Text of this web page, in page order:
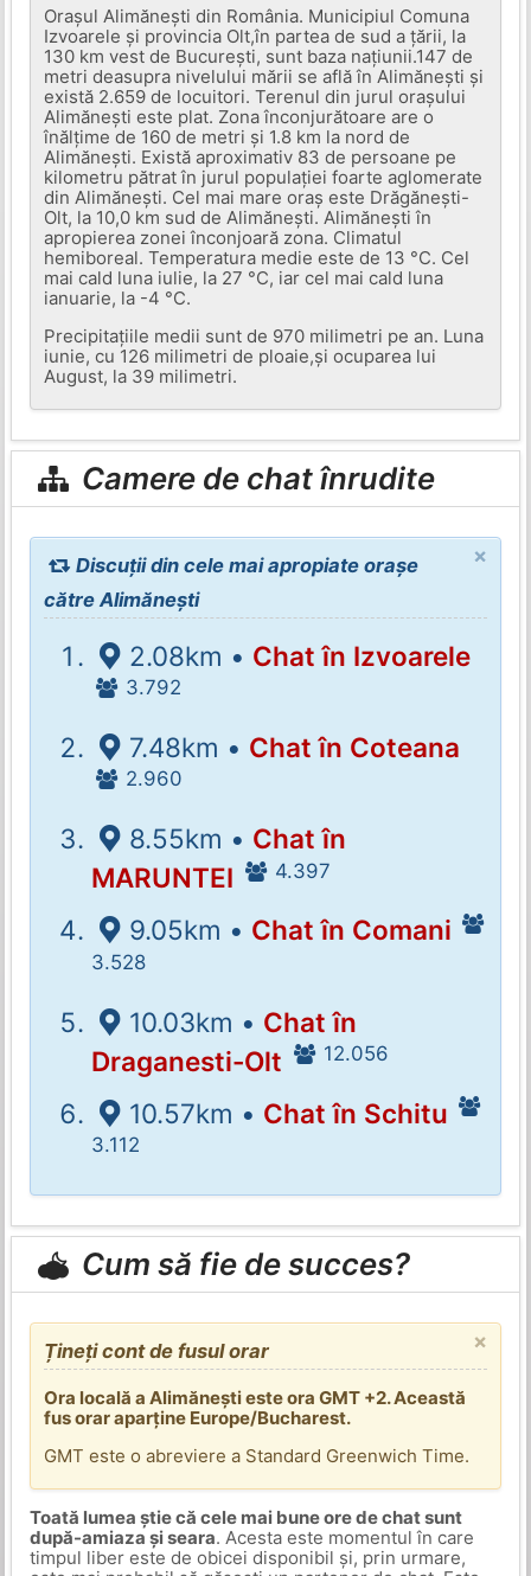
Orașul Alimănești din România. Municipiul Comuna
Izvoarele și provincia Olt,în partea de sud a țării, la
130 km vest de București, sunt baza națiunii.147 de
metri deasupra nivelului mării se află în Alimănești și
există 2.659 de locuitori. Terenul din jurul orașului
Alimănești este plat. Zona înconjurătoare are o
înălțime de 160 de metri și 1.8 km la nord de
Alimănești. Există aproximativ 83 de persoane pe
kilometru pătrat în jurul populației foarte aglomerate
din Alimănești. Cel mai mare oraș este Drăgănești-
Olt, la 10,0 km sud de Alimănești. Alimănești în
apropierea zonei înconjoară zona. Climatul
hemiboreal. Temperatura medie este de 13 °C. Cel
mai cald luna iulie, la 27 °C, iar cel mai cald luna
ianuarie, la -4 °C.
Precipitațiile medii sunt de 970 milimetri pe an. Luna
iunie, cu 126 milimetri de ploaie,și ocuparea lui
August, la 39 milimetri.
Camere de chat înrudite
×
Discuții din cele mai apropiate orașe
către Alimănești
2.08km • Chat în Izvoarele
3.792
7.48km • Chat în Coteana
2.960
8.55km • Chat în
MARUNTEI
4.397
9.05km • Chat în Comani
3.528
10.03km • Chat în
Draganesti-Olt
12.056
10.57km • Chat în Schitu
3.112
Cum să fie de succes?
×
Țineți cont de fusul orar
Ora locală a Alimănești este ora GMT +2. Această
fus orar aparține Europe/Bucharest.
GMT este o abreviere a Standard Greenwich Time.
Toată lumea știe că cele mai bune ore de chat sunt
după-amiaza și seara. Acesta este momentul în care
timpul liber este de obicei disponibil și, prin urmare,